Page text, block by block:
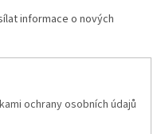
informace o nových
ochrany osobních údajů